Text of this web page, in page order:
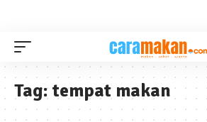
Tag:tempat makan